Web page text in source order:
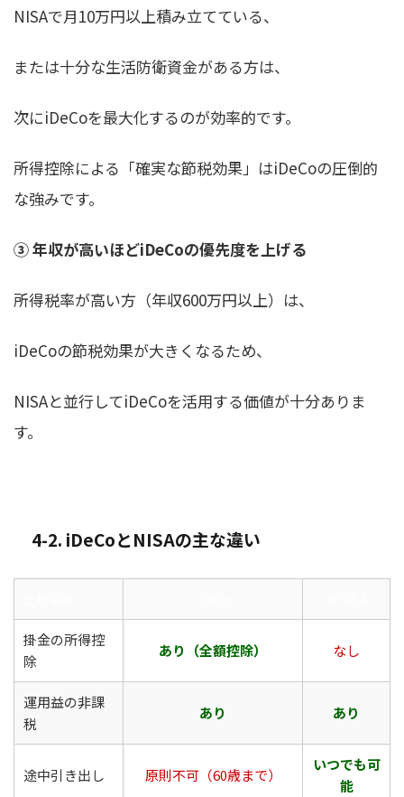
NISAで月10万円以上積み立てている、
または十分な生活防衛資金がある方は、
次にiDeCoを最大化するのが効率的です。
所得控除による「確実な節税効果」はiDeCoの圧倒的
な強みです。
③ 年収が高いほどiDeCoの優先度を上げる
所得税率が高い方（年収600万円以上）は、
iDeCoの節税効果が大きくなるため、
NISAと並行してiDeCoを活用する価値が十分ありま
す。
4-2. iDeCoとNISAの主な違い
掛金の所得控
除
あり（全額控除） なし
運用益の非課
税
あり あり
途中引き出し 原則不可（60歳まで）
いつでも可
能